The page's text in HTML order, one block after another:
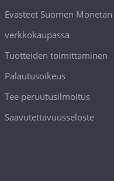
Evästeet Suomen Monetan
verkkokaupassa
Tuotteiden toimittaminen
Palautusoikeus
Tee peruutusilmoitus
Saavutettavuusseloste